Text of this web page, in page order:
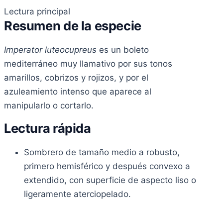
Lectura principal
Resumen de la especie
Imperator luteocupreus es un boleto
mediterráneo muy llamativo por sus tonos
amarillos, cobrizos y rojizos, y por el
azuleamiento intenso que aparece al
manipularlo o cortarlo.
Lectura rápida
Sombrero de tamaño medio a robusto,
primero hemisférico y después convexo a
extendido, con superficie de aspecto liso o
ligeramente aterciopelado.